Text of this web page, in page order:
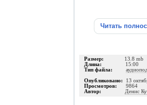
Читать
Размер: 13.8 mb
Длина: 15:00
Тип файла:
Опубликовано: 13
Просмотров: 9864
Автор: Денис